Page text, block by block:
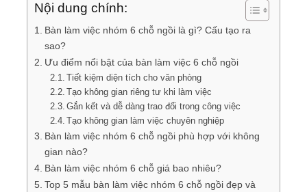
Nội dung chính:
Bàn làm việc nhóm 6 chỗ ngồi là gì? Cấu tạo ra
sao?
Ưu điểm nổi bật của bàn làm việc 6 chỗ ngồi
Tiết kiệm diện tích cho văn phòng
Tạo không gian riêng tư khi làm việc
Gắn kết và dễ dàng trao đổi trong công việc
Tạo không gian làm việc chuyên nghiệp
Bàn làm việc nhóm 6 chỗ ngồi phù hợp với không
gian nào?
Bàn làm việc nhóm 6 chỗ giá bao nhiêu?
Top 5 mẫu bàn làm việc nhóm 6 chỗ ngồi đẹp và